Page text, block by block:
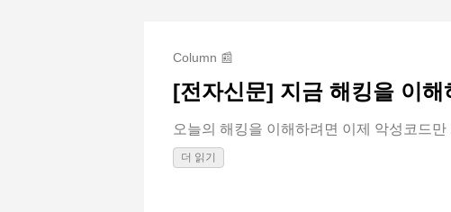
Column 📰
[전자신문] 지금 해킹을 이
오늘의 해킹을 이해하려면 이제 악성코드만
더 읽기